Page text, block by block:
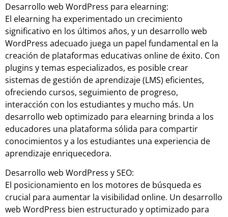
Desarrollo web WordPress para elearning:
El elearning ha experimentado un crecimiento
significativo en los últimos años, y un desarrollo web
WordPress adecuado juega un papel fundamental en la
creación de plataformas educativas online de éxito. Con
plugins y temas especializados, es posible crear
sistemas de gestión de aprendizaje (LMS) eficientes,
ofreciendo cursos, seguimiento de progreso,
interacción con los estudiantes y mucho más. Un
desarrollo web optimizado para elearning brinda a los
educadores una plataforma sólida para compartir
conocimientos y a los estudiantes una experiencia de
aprendizaje enriquecedora.
Desarrollo web WordPress y SEO:
El posicionamiento en los motores de búsqueda es
crucial para aumentar la visibilidad online. Un desarrollo
web WordPress bien estructurado y optimizado para